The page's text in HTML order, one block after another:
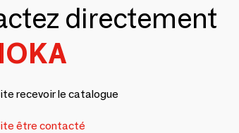
directement
recevoir le catalogue
être contacté